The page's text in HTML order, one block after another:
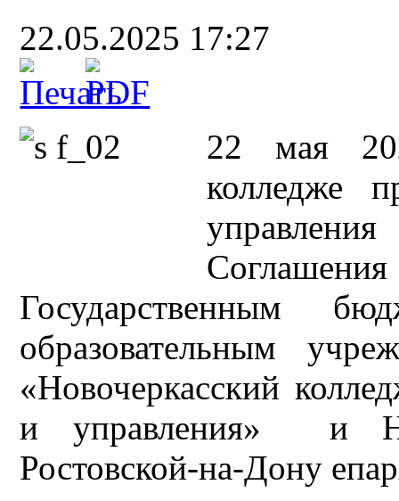
22.05.2025 17:27
22 мая
колледже
Государственным
образовательным
«Новочеркасский
и управления» и
Ростовской-на-Дону